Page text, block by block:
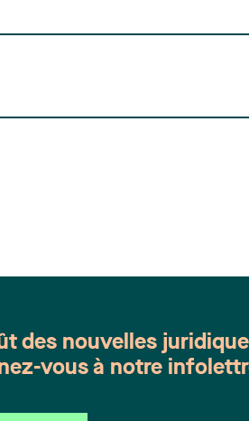
des nouvelles
vous à notre